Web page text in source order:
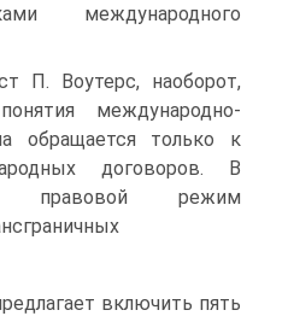
международного
П. Воутерс, наоборот,
международно-
обращается только к
договоров. В
правовой режим
включить пять